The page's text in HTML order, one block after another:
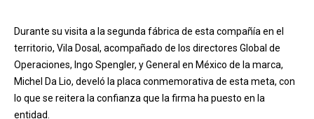
Durante su visita a la segunda fábrica de esta compañía en el
territorio, Vila Dosal, acompañado de los directores Global de
Operaciones, Ingo Spengler, y General en México de la marca,
Michel Da Lio, develó la placa conmemorativa de esta meta, con
lo que se reitera la confianza que la firma ha puesto en la
entidad.